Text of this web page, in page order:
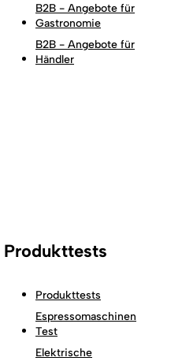
B2B - Angebote für
Gastronomie
B2B - Angebote für
Händler
Produkttests
Produkttests
Espressomaschinen
Test
Elektrische